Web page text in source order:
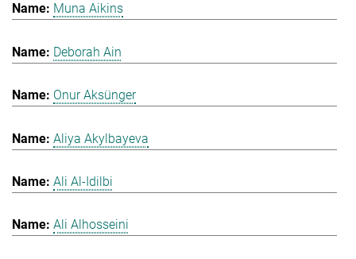
Muna Aikins
Deborah Ain
Onur Aksünger
Aliya Akylbayeva
Ali Al-Idilbi
Ali Alhosseini